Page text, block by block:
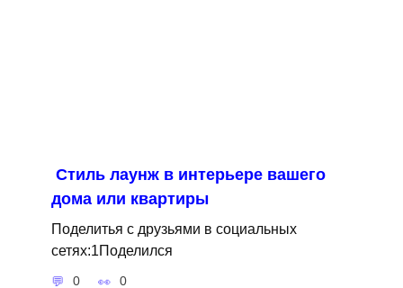
Cтиль лаунж в интерьере вашего
дома или квартиры
Поделитья с друзьями в социальных
сетях:1Поделился
0 0